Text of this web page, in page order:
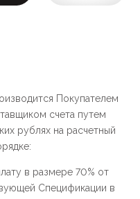
Покупателем
счета путем
рублях на расчетный
в размере 70% от
Спецификации в